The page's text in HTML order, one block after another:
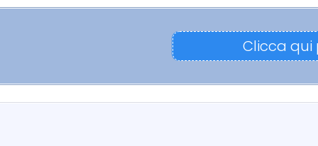
Clicca qui